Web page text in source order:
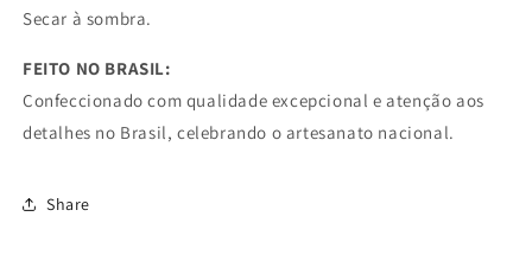
Secar à sombra.
FEITO NO BRASIL:
Confeccionado com qualidade excepcional e atenção aos
detalhes no Brasil, celebrando o artesanato nacional.
Share